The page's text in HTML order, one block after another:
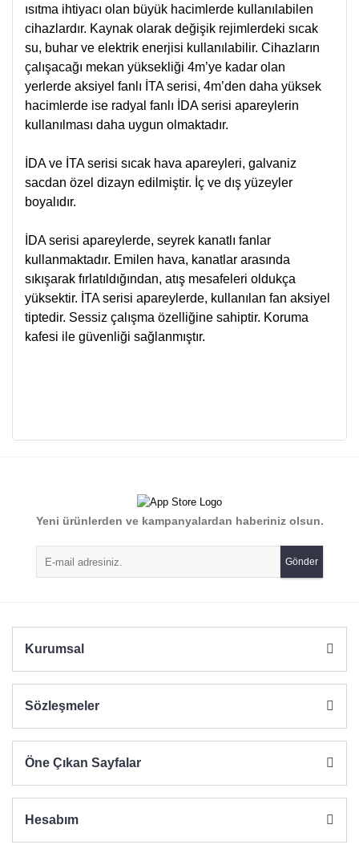
ısıtma ihtiyacı olan büyük hacimlerde kullanılabilen
cihazlardır. Kaynak olarak değişik rejimlerdeki sıcak
su, buhar ve elektrik enerjisi kullanılabilir. Cihazların
çalışacağı mekan yüksekliği 4m’ye kadar olan
yerlerde aksiyel fanlı İTA serisi, 4m’den daha yüksek
hacimlerde ise radyal fanlı İDA serisi apareylerin
kullanılması daha uygun olmaktadır.
İDA ve İTA serisi sıcak hava apareyleri, galvaniz
sacdan özel dizayn edilmiştir. İç ve dış yüzeyler
boyalıdır.
İDA serisi apareylerde, seyrek kanatlı fanlar
kullanmaktadır. Emilen hava, kanatlar arasında
sıkışarak fırlatıldığından, atış mesafeleri oldukça
yüksektir. İTA serisi apareylerde, kullanılan fan aksiyel
tiptedir. Sessiz çalışma özelliğine sahiptir. Koruma
kafesi ile güvenliği sağlanmıştır.
Yorum Yaz
Ürün resmi kalitesiz, bozuk veya görüntülenemiyor.
Ürün açıklamasında eksik bilgiler bulunuyor.
Ürün bilgilerinde hatalar bulunuyor.
Yeni ürünlerden ve kampanyalardan haberiniz olsun.
Gönder
Kurumsal
Sözleşmeler
Öne Çıkan Sayfalar
Hesabım